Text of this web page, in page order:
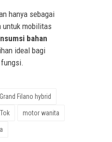
hanya sebagai
untuk mobilitas
bahan
ideal bagi
fungsi.
Grand Filano hybrid
motor wanita